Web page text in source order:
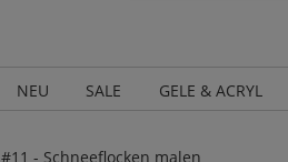
NEU SALE GELE & ACRYL
#11 - Schneeflocken malen